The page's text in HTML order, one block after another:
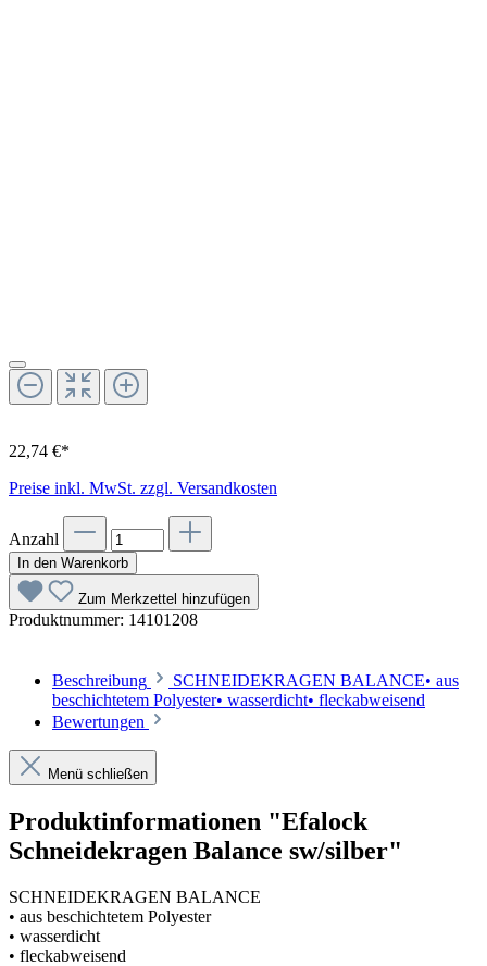
22,74 €*
Preise inkl. MwSt. zzgl. Versandkosten
Anzahl
In den Warenkorb
Zum Merkzettel hinzufügen
Produktnummer: 14101208
Beschreibung
SCHNEIDEKRAGEN BALANCE• aus
beschichtetem Polyester• wasserdicht• fleckabweisend
Bewertungen
Menü schließen
Produktinformationen "Efalock
Schneidekragen Balance sw/silber"
SCHNEIDEKRAGEN BALANCE
• aus beschichtetem Polyester
• wasserdicht
• fleckabweisend